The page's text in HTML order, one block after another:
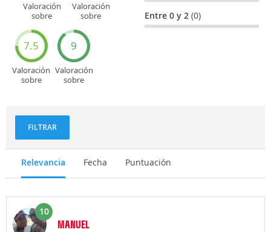
Valoración
sobre
Valoración
sobre
turísticos
7.5
Valoración
sobre
9
Valoración
sobre
Entre 0 y 2(0)
FILTRAR
Relevancia Fecha Puntuación
10
MANUEL